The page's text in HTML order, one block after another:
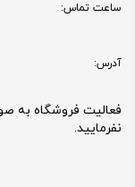
ساعت تماس:
آدرس:
فعالیت فروشگاه به
نفرمایید.